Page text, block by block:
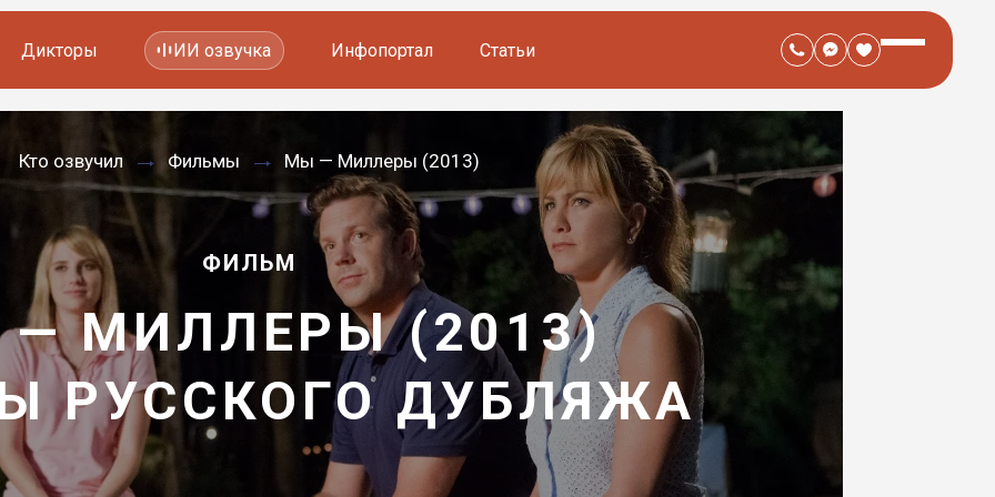
Фильмов и сериалов
Мультфильмов
YouTube каналов
Видеорекламы
Дикторы ИИ озвучка Инфопортал Статьи
Кто озвучил Фильмы Мы — Миллеры (2013)
ФИЛЬМ
МИЛЛЕРЫ (2013)
—
РУССКОГО ДУБЛЯЖА